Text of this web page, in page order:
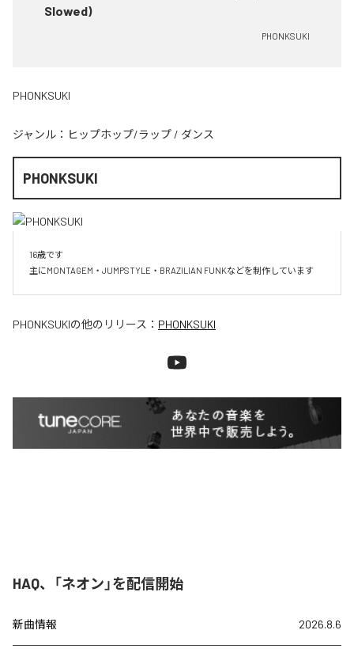
Slowed)
PHONKSUKI
PHONKSUKI
ジャンル： ヒップホップ/ラップ / ダンス
PHONKSUKI
16歳です
主にMONTAGEM・JUMPSTYLE・BRAZILIAN FUNKなどを制作しています
PHONKSUKIの他のリリース： PHONKSUKI
HAQ、「ネオン」を配信開始
新曲情報 2026.8.6